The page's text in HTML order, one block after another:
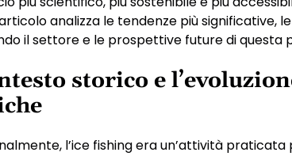
analizza le tendenze più significative,
il settore e le prospettive future di questa
storico e
l’ice fishing era un’attività